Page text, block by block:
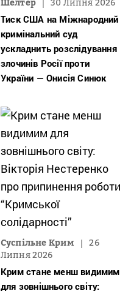
Шелтер 30 Липня 2026
Тиск США на Міжнародний
кримінальний суд
ускладнить розслідування
злочинів Росії проти
України — Онисія Синюк
Суспільне Крим
26
Липня 2026
Крим стане менш видимим
для зовнішнього світу: